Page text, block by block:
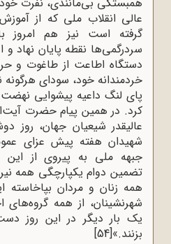
عالی انقلاب ملی که از
گرفته است نیز هم امروز
سردرگمی‌ها نقطه پایان نهاد
دستگاه اطاعت از طاغوت و
خردمندانه خود، سودای هرگونه
پای لنگ داعیه پیشوایی نهضت
کرد. در همین پیام حضرت
شهیدان هفته پیش عزای
جبهه ملی به پیروی از این
تضمین دوام یکپارچگی همه
همه زنان و مردان بپاخاسته
شهرنشینان، از همه
یک بار دیگر در این روز
بزنند.»[54]